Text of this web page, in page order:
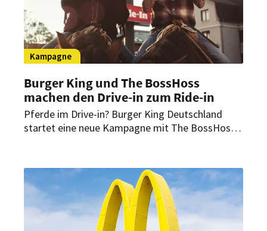
Kampagne
Burger King und The BossHoss
machen den Drive-in zum Ride-in
Pferde im Drive-in? Burger King Deutschland
startet eine neue Kampagne mit The BossHoss.